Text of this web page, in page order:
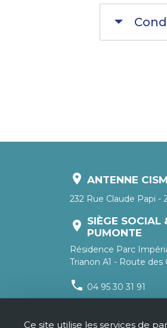
location_on ANTENNE
232 Rue Claude Papi -
location_on SIÈGE SOCIAL
PUMONTE
Résidence Parc
Trianon A1 - Route
phone 04 95 30 31 91
Ce site utilise les services de